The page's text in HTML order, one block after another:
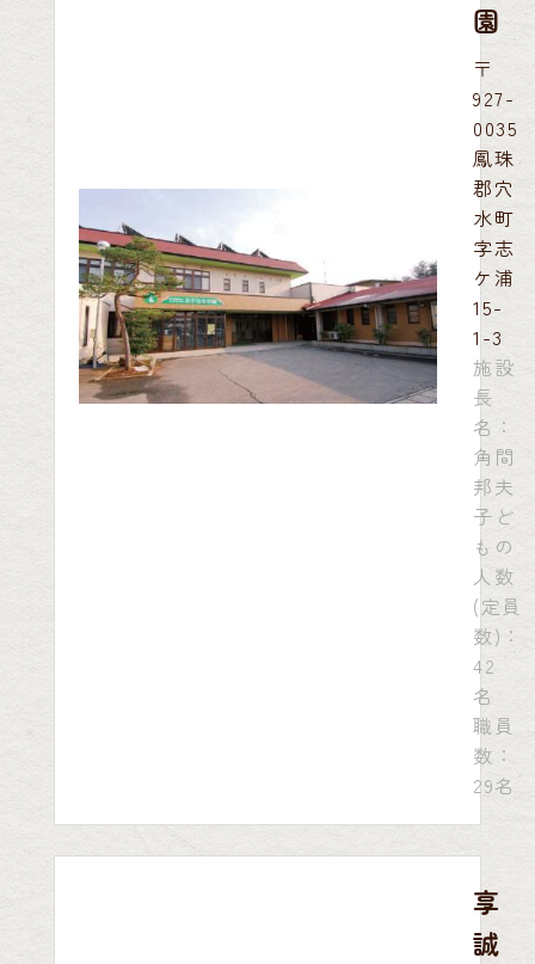
園
〒
927-
0035
鳳珠
郡穴
水町
字志
ケ浦
15-
1-3
施設
長
名：
角間
邦夫
子ど
もの
人数
(定員
数)：
42
名
職員
数：
29名
享
誠